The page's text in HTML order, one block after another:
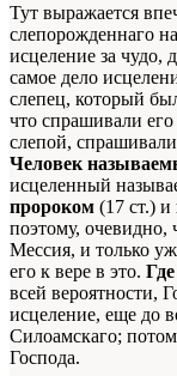
Тут выражается
слепорожденнаго
исцеление за чудо,
самое дело
слепец, который
что спрашивали
слепой,
Человек
исцеленный
пророком (17 ст.) и
поэтому, очевидно,
Мессия, и только
его к вере в это.
всей вероятности,
исцеление, еще до
Силоамскаго;
Господа.